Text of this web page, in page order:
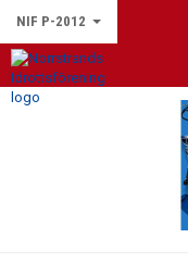
NIF P-2012
HEM